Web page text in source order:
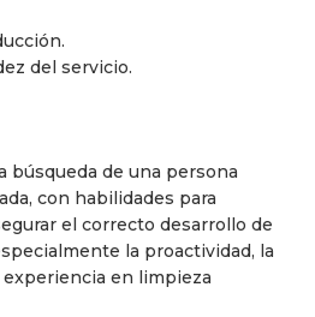
del servicio.
búsqueda de una persona
con habilidades para
el correcto desarrollo de
la proactividad, la
en limpieza